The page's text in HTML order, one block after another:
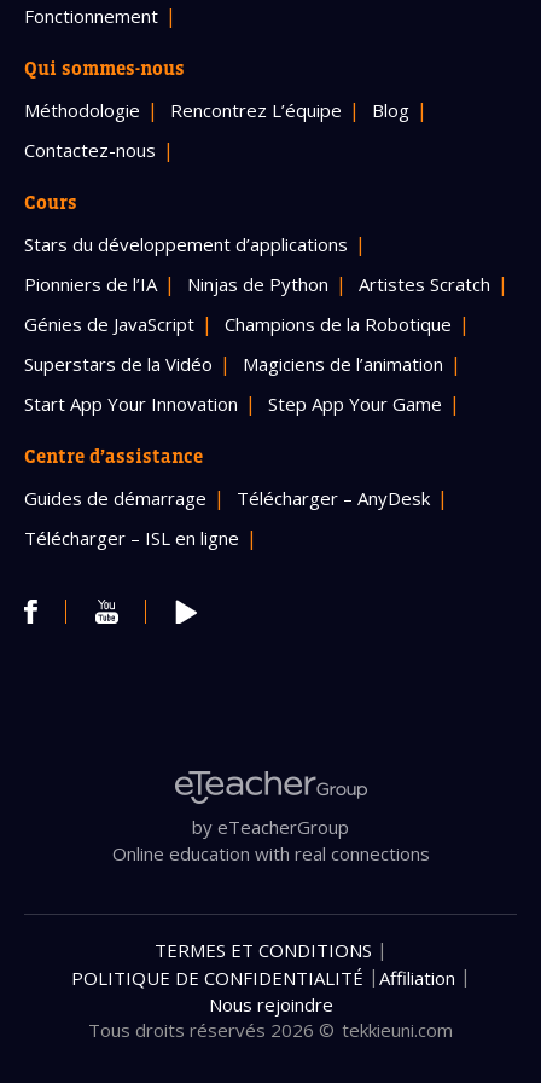
Fonctionnement
Qui sommes-nous
Méthodologie Rencontrez L’équipe
Blog
Contactez-nous
Cours
Stars du développement d’applications
Pionniers de l’IA
Ninjas de Python
Artistes Scratch
Génies de JavaScript
Champions de la Robotique
Superstars de la Vidéo
Magiciens de l’animation
Start App Your Innovation
Step App Your Game
Centre d’assistance
Guides de démarrage
Télécharger – AnyDesk
Télécharger – ISL en ligne
by eTeacherGroup
Online education with real connections
Tous droits réservés 2026 © tekkieuni.com
TERMES ET CONDITIONS |
POLITIQUE DE CONFIDENTIALITÉ | Affiliation |
Nous rejoindre